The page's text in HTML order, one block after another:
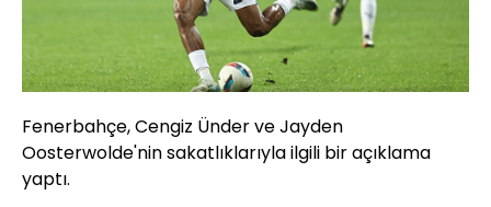
Fenerbahçe, Cengiz Ünder ve Jayden
Oosterwolde'nin sakatlıklarıyla ilgili bir açıklama
yaptı.